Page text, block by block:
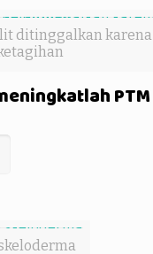
ditinggalkan karena
PTM